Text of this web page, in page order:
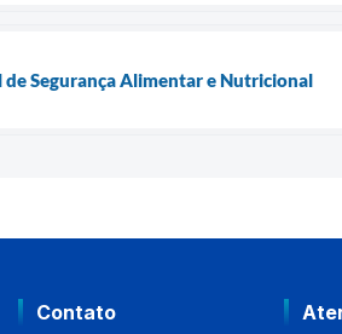
Segurança Alimentar e Nutricional
Contato